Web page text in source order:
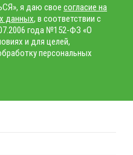
я даю свое согласие на
данных, в соответствии с
года №152-ФЗ «О
и для целей,
персональных